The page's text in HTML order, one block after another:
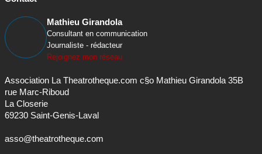
Mathieu Girandola
Consultant en communication
Journaliste - rédacteur
Rejoignez mon réseau
Association La Theatrotheque.com c§o Mathieu Girandola 35B
rue Marc-Riboud
La Closerie
69230 Saint-Genis-Laval
asso@theatrotheque.com